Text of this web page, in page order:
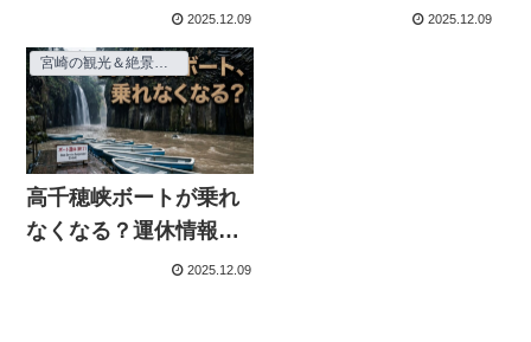
チから焼肉まで全メニ
ュー紹介
2025.12.09
るぱ」の魅力とアクセ
2025.12.09
高千穂峡ボートが乗れ
なくなる？運休情報と
確実に乗るための完全
2025.12.09